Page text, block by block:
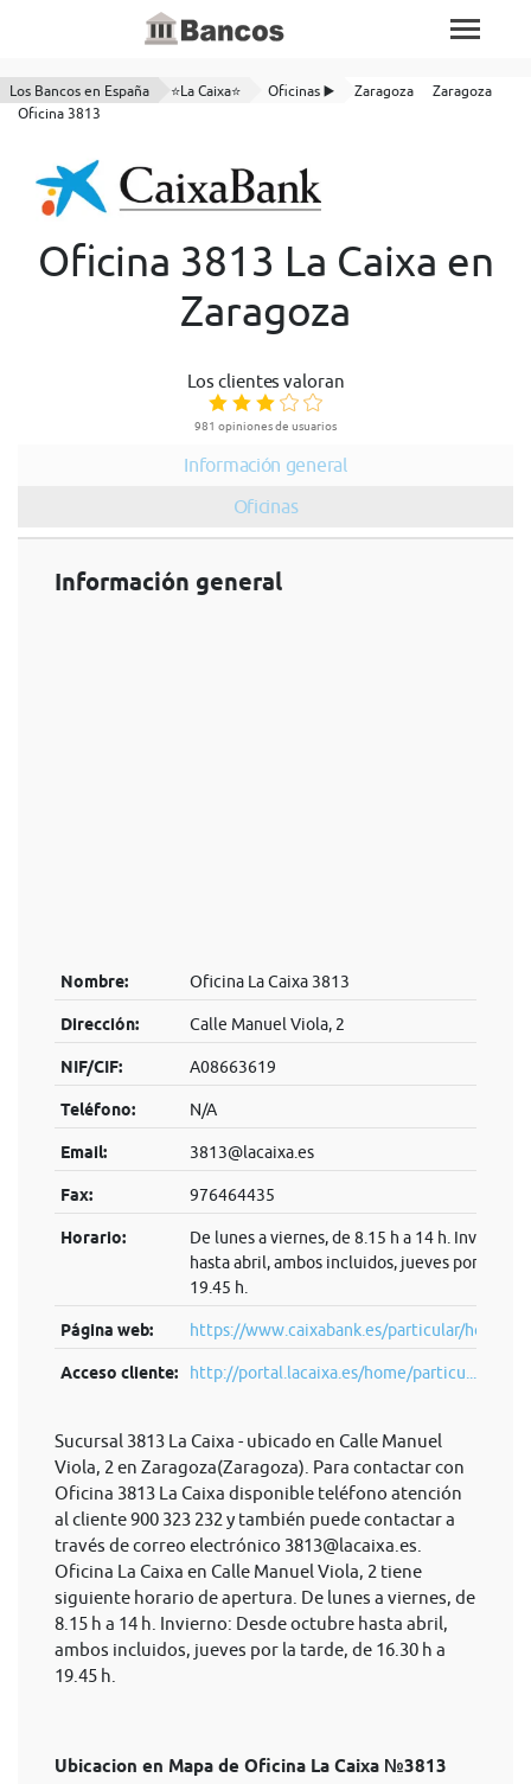
Los Bancos en España ⭐La Caixa⭐ Oficinas ▶️ Zaragoza
Zaragoza
Oficina 3813
Oficina 3813 La Caixa en
Zaragoza
Los clientes valoran
981 opiniones de usuarios
Información general
Oficinas
Información general
Nombre: Oficina La Caixa 3813
Dirección: Calle Manuel Viola, 2
NIF/CIF: A08663619
Teléfono: N/A
Email: 3813@lacaixa.es
Fax: 976464435
Horario:
De lunes a viernes, de 8.15 h a 14 h. Invierno:
hasta abril, ambos incluidos, jueves por la
19.45 h.
Página web: https://www.caixabank.es/particular/home/
Acceso cliente: http://portal.lacaixa.es/home/particu...
Sucursal 3813 La Caixa - ubicado en Calle Manuel
Viola, 2 en Zaragoza(Zaragoza). Para contactar con
Oficina 3813 La Caixa disponible teléfono atención
al cliente 900 323 232 y también puede contactar a
través de correo electrónico 3813@lacaixa.es
Oficina La Caixa en Calle Manuel Viola, 2 tiene
siguiente horario de apertura. De lunes a viernes, de
8.15 h a 14 h. Invierno: Desde octubre hasta abril,
ambos incluidos, jueves por la tarde, de 16.30 h a
19.45 h.
Ubicacion en Mapa de Oficina La Caixa №3813